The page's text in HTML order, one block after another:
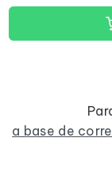
a base de